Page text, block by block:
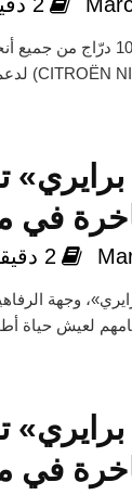
شارك ما يزيد عن 100
في
2 دقيقه.
وجهة
لعيش حياة
في